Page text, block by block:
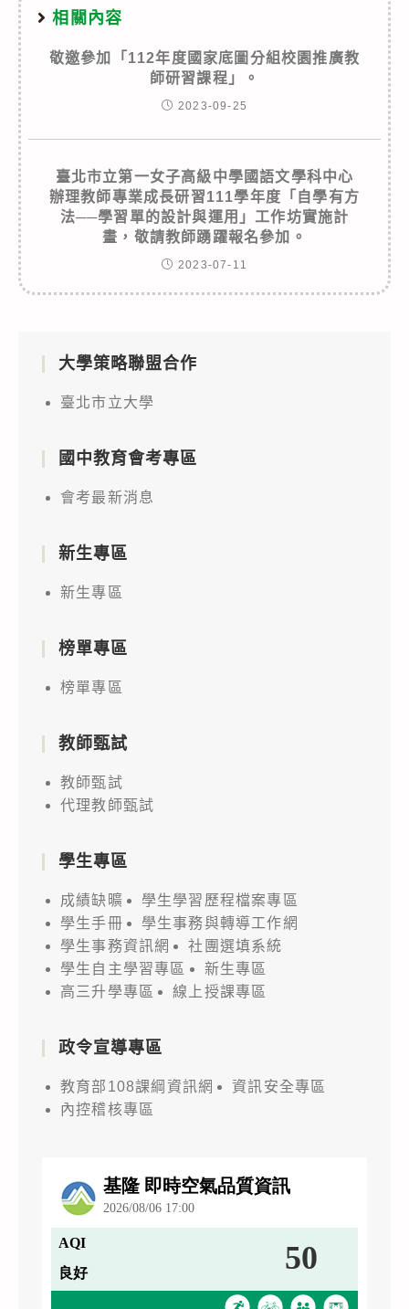
相關內容
敬邀參加「112年度國家底圖分組校園推廣教
師研習課程」。
2023-09-25
臺北市立第一女子高級中學國語文學科中心
辦理教師專業成長研習111學年度「自學有方
法──學習單的設計與運用」工作坊實施計
畫，敬請教師踴躍報名參加。
2023-07-11
大學策略聯盟合作
臺北市立大學
國中教育會考專區
會考最新消息
新生專區
新生專區
榜單專區
榜單專區
教師甄試
教師甄試
代理教師甄試
學生專區
成績缺曠
學生學習歷程檔案專區
學生手冊
學生事務與轉導工作網
學生事務資訊網
社團選填系統
學生自主學習專區
新生專區
高三升學專區
線上授課專區
政令宣導專區
教育部108課綱資訊網
資訊安全專區
內控稽核專區